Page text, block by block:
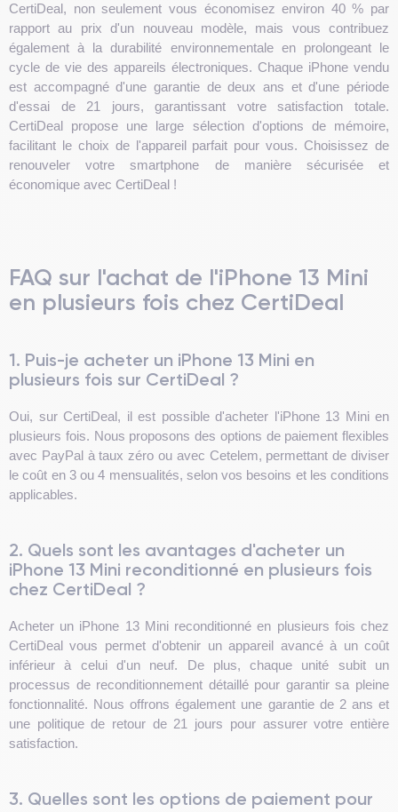
CertiDeal, non seulement vous économisez environ 40 % par
rapport au prix d'un nouveau modèle, mais vous contribuez
également à la durabilité environnementale en prolongeant le
cycle de vie des appareils électroniques. Chaque iPhone vendu
est accompagné d'une garantie de deux ans et d'une période
d'essai de 21 jours, garantissant votre satisfaction totale.
CertiDeal propose une large sélection d'options de mémoire,
facilitant le choix de l'appareil parfait pour vous. Choisissez de
renouveler votre smartphone de manière sécurisée et
économique avec CertiDeal !
FAQ sur l'achat de l'iPhone 13 Mini
en plusieurs fois chez CertiDeal
1. Puis-je acheter un iPhone 13 Mini en
plusieurs fois sur CertiDeal ?
Oui, sur CertiDeal, il est possible d'acheter l'iPhone 13 Mini en
plusieurs fois. Nous proposons des options de paiement flexibles
avec PayPal à taux zéro ou avec Cetelem, permettant de diviser
le coût en 3 ou 4 mensualités, selon vos besoins et les conditions
applicables.
2. Quels sont les avantages d'acheter un
iPhone 13 Mini reconditionné en plusieurs fois
chez CertiDeal ?
Acheter un iPhone 13 Mini reconditionné en plusieurs fois chez
CertiDeal vous permet d'obtenir un appareil avancé à un coût
inférieur à celui d'un neuf. De plus, chaque unité subit un
processus de reconditionnement détaillé pour garantir sa pleine
fonctionnalité. Nous offrons également une garantie de 2 ans et
une politique de retour de 21 jours pour assurer votre entière
satisfaction.
3. Quelles sont les options de paiement pour